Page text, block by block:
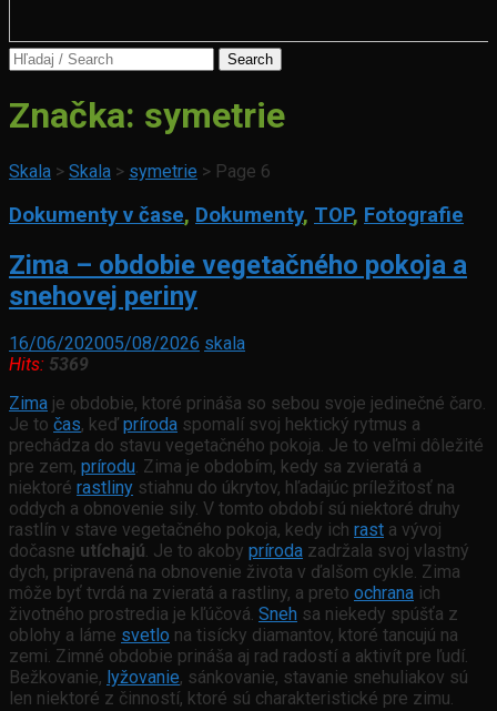
Search
Značka: symetrie
Skala > Skala > symetrie > Page 6
Dokumenty v čase, Dokumenty, TOP, Fotografie
Zima – obdobie vegetačného pokoja a
snehovej periny
16/06/202005/08/2026 skala
Hits: 5369
Zima je obdobie, ktoré prináša so sebou svoje jedinečné čaro.
Je to čas, keď príroda spomalí svoj hektický rytmus a
prechádza do stavu vegetačného pokoja. Je to veľmi dôležité
pre zem, prírodu. Zima je obdobím, kedy sa zvieratá a
niektoré rastliny stiahnu do úkrytov, hľadajúc príležitosť na
oddych a obnovenie sily. V tomto období sú niektoré druhy
rastlín v stave vegetačného pokoja, kedy ich rast a vývoj
dočasne utíchajú. Je to akoby príroda zadržala svoj vlastný
dych, pripravená na obnovenie života v ďalšom cykle. Zima
môže byť tvrdá na zvieratá a rastliny, a preto ochrana ich
životného prostredia je kľúčová. Sneh sa niekedy spúšťa z
oblohy a láme svetlo na tisícky diamantov, ktoré tancujú na
zemi. Zimné obdobie prináša aj rad radostí a aktivít pre ľudí.
Bežkovanie, lyžovanie, sánkovanie, stavanie snehuliakov sú
len niektoré z činností, ktoré sú charakteristické pre zimu.